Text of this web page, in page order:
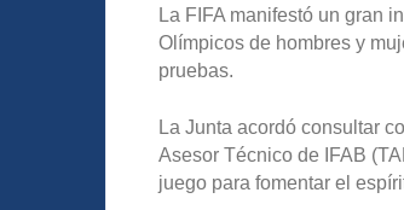
La FIFA manifestó un gran
Olímpicos de hombres y
pruebas.
La Junta acordó consultar
Asesor Técnico de IFAB
juego para fomentar el